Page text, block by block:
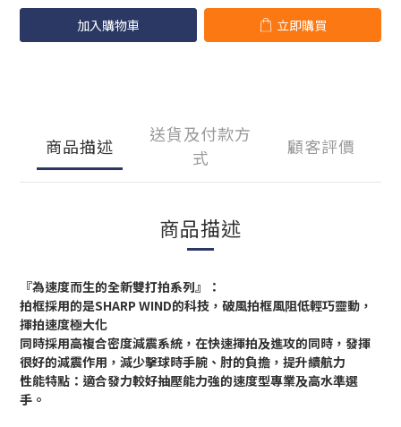
加入購物車 立即購買
商品描述
送貨及付款方
式
顧客評價
商品描述
『為速度而生的全新雙打拍系列』：
拍框採用的是SHARP WIND的科技，破風拍框風阻低輕巧靈動，
揮拍速度極大化
同時採用高複合密度減震系統，在快速揮拍及進攻的同時，發揮
很好的減震作用，減少擊球時手腕、肘的負擔，提升續航力
性能特點：適合發力較好抽壓能力強的速度型專業及高水準選
手。